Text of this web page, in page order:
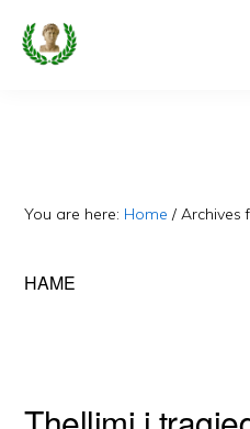
Skip
Faqe
Dedikuar
You are here: Home / Archives
HAME